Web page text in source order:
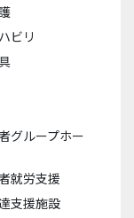
ビリ
グループホー
就労支援
支援施設